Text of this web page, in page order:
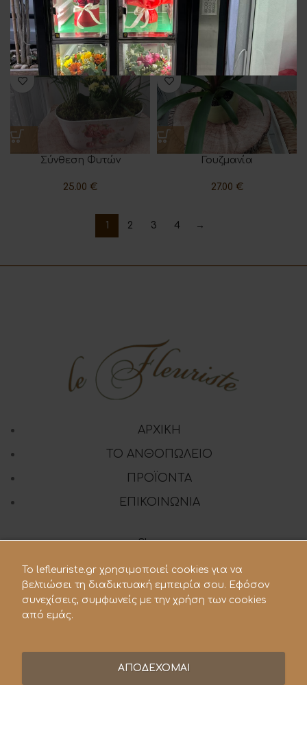
Σύνθεση Φυτών
25.00 €
Γουζμανία
27.00 €
1 2 3 4 →
ΑΡΧΙΚΗ
ΤΟ ΑΝΘΟΠΩΛΕΙΟ
ΠΡΟΪΟΝΤΑ
ΕΠΙΚΟΙΝΩΝΙΑ
Share:
210 28.21.119
To lefleuriste.gr χρησιμοποιεί cookies για να
βελτιώσει τη διαδικτυακή εμπειρία σου. Εφόσον
συνεχίσεις, συμφωνείς με την χρήση των cookies
από εμάς.
ΑΠΟΔΕΧΟΜΑΙ